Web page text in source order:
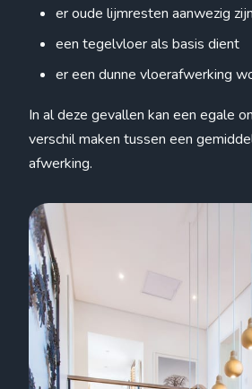
er oude lijmresten aanwezig zijn
een tegelvloer als basis dient
er een dunne vloerafwerking
In al deze gevallen kan een egale
verschil maken tussen een
afwerking.